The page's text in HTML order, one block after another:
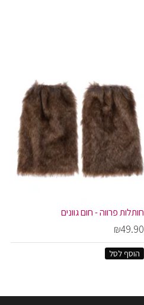
חותלות פרווה - חום גוונים
₪49.90
הוסף לסל